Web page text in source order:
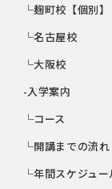
└麹町校【個別】
└名古屋校
└大阪校
-入学案内
└コース
└開講までの流れ
└年間スケジュー